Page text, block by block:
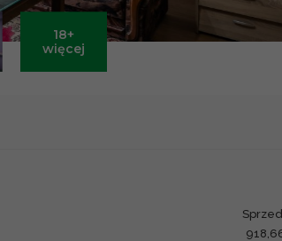
18+
więcej
OpenStreetMap